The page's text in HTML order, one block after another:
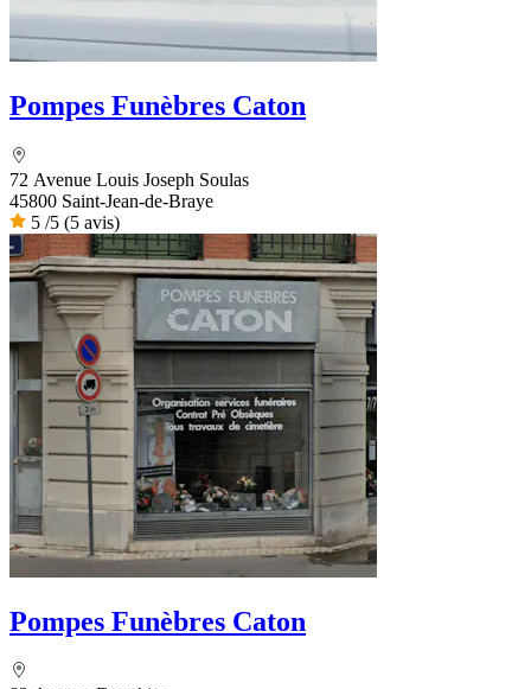
Pompes Funèbres Caton
72 Avenue Louis Joseph Soulas
45800 Saint-Jean-de-Braye
5 /5 (5 avis)
Pompes Funèbres Caton